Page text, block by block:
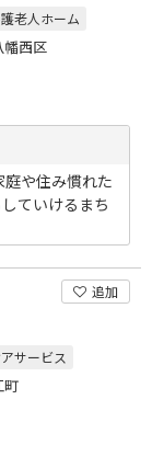
老人ホーム
幡西区
や住み慣れた
ていけるまち
追加
サービス
町